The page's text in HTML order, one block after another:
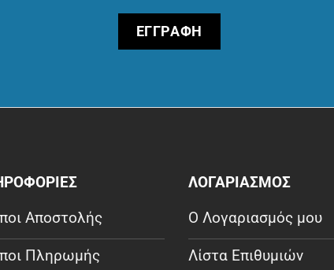
Αποστολής
Πληρωμής
ΛΟΓΑΡΙΑΣΜΟΣ
Ο Λογαριασμός μου
Λίστα Επιθυμιών